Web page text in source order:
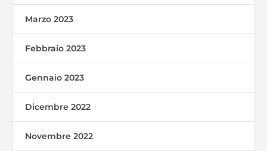
Marzo 2023
Febbraio 2023
Gennaio 2023
Dicembre 2022
Novembre 2022